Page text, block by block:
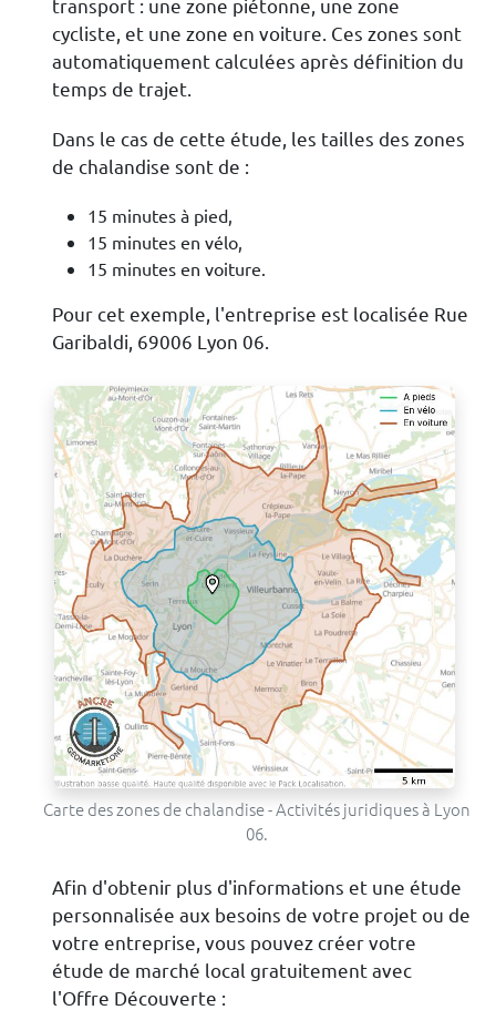
transport : une zone piétonne, une zone
cycliste, et une zone en voiture. Ces zones sont
automatiquement calculées après définition du
temps de trajet.
Dans le cas de cette étude, les tailles des zones
de chalandise sont de :
15 minutes à pied,
15 minutes en vélo,
15 minutes en voiture.
Pour cet exemple, l'entreprise est localisée Rue
Garibaldi, 69006 Lyon 06.
Carte des zones de chalandise - Activités juridiques à Lyon
06.
Afin d'obtenir plus d'informations et une étude
personnalisée aux besoins de votre projet ou de
votre entreprise, vous pouvez créer votre
étude de marché local gratuitement avec
l'Offre Découverte :